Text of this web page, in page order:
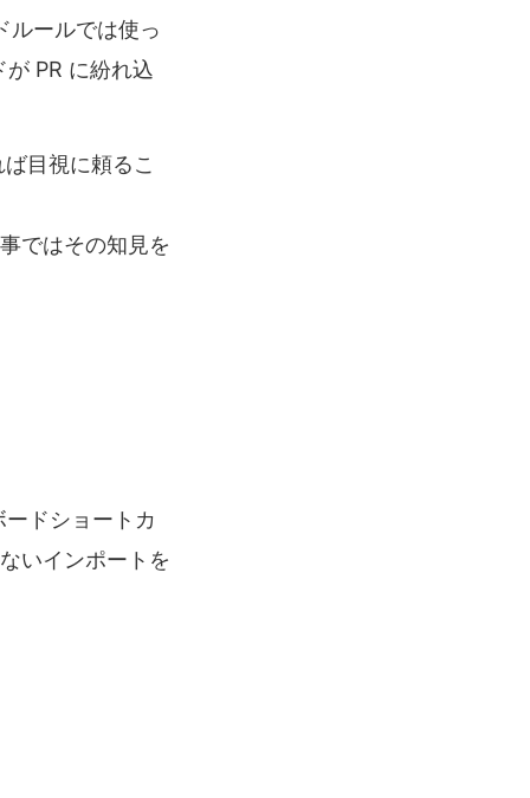
ルールでは使っ
PR に紛れ込
目視に頼るこ
ではその知見を
ドショートカ
いインポートを